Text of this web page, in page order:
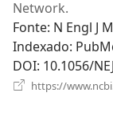
Network.
Fonte‎: N Engl J
Indexado‎:
DOI‎: 10.1056/
https://